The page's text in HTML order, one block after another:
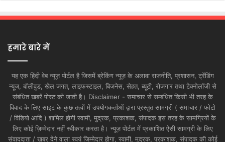
हमारे बारे में
यह एक हिंदी वेब न्यूज़ पोर्टल है जिसमें ब्रेकिंग न्यूज़ के अलावा राजनीति, प्रशासन, ट्रेंडिंग
न्यूज, बॉलीवुड, खेल जगत, लाइफस्टाइल, बिजनेस, सेहत, ब्यूटी, रोजगार तथा टेक्नोलॉजी से
संबंधित खबरें पोस्ट की जाती है। Disclaimer - समाचार से सम्बंधित किसी भी तरह के
विवाद के लिए साइट के कुछ तत्वों में उपयोगकर्ताओं द्वारा प्रस्तुत सामग्री ( समाचार / फोटो
/ विडियो आदि ) शामिल होगी स्वामी, मुद्रक, प्रकाशक, संपादक इस तरह के सामग्रियों के
लिए कोई ज़िम्मेदार नहीं स्वीकार करता है। न्यूज़ पोर्टल में प्रकाशित ऐसी सामग्री के लिए
संवाददाता / खबर देने वाला स्वयं जिम्मेदार होगा, स्वामी, मुद्रक, प्रकाशक, संपादक की कोई